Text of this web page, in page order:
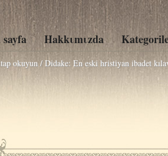
Hakkιmιzda
okuyun / Didake: En eski hristiyan ibadet